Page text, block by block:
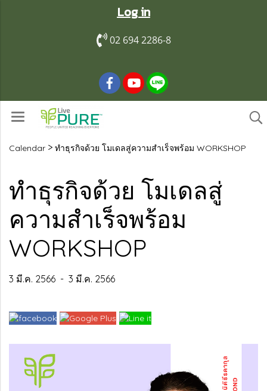
Log in
02 694 2286-8
Calendar > ทำธุรกิจด้วย โมเดลสู่ความสำเร็จพร้อม WORKSHOP
ทำธุรกิจด้วย โมเดลสู่
ความสำเร็จพร้อม
WORKSHOP
3 มี.ค. 2566 - 3 มี.ค. 2566